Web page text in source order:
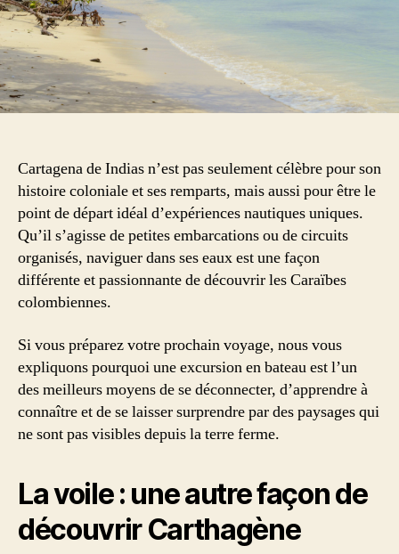
mer
Cartagena de Indias n’est pas seulement célèbre pour son
histoire coloniale et ses remparts, mais aussi pour être le
point de départ idéal d’expériences nautiques uniques.
Qu’il s’agisse de petites embarcations ou de circuits
organisés, naviguer dans ses eaux est une façon
différente et passionnante de découvrir les Caraïbes
colombiennes.
Si vous préparez votre prochain voyage, nous vous
expliquons pourquoi une excursion en bateau est l’un
des meilleurs moyens de se déconnecter, d’apprendre à
connaître et de se laisser surprendre par des paysages qui
ne sont pas visibles depuis la terre ferme.
La voile : une autre façon de
découvrir Carthagène